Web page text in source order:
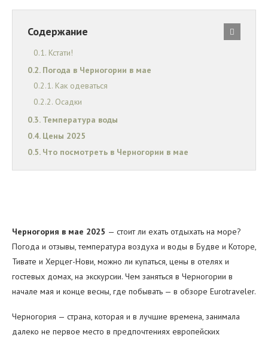
Содержание
Кстати!
Погода в Черногории в мае
Как одеваться
Осадки
Температура воды
Цены 2025
Что посмотреть в Черногории в мае
Черногория в мае 2025 — стоит ли ехать отдыхать на море?
Погода и отзывы, температура воздуха и воды в Будве и Которе,
Тивате и Херцег-Нови, можно ли купаться, цены в отелях и
гостевых домах, на экскурсии. Чем заняться в Черногории в
начале мая и конце весны, где побывать — в обзоре Eurotraveler.
Черногория — страна, которая и в лучшие времена, занимала
далеко не первое место в предпочтениях европейских